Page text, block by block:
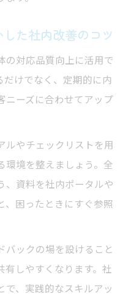
た社内改善のコツ
の対応品質向上に活用で
だけでなく、定期的に内
ニーズに合わせてアップ
ルやチェックリストを用
環境を整えましょう。全
、資料を社内ポータルや
、困ったときにすぐ参照
バックの場を設けること
有しやすくなります。社
で、実践的なスキルアッ